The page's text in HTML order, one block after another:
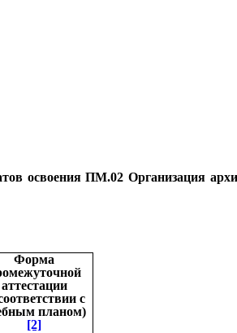
освоения ПМ.02 Организация
Форма
аттестации
с
планом)
[2]